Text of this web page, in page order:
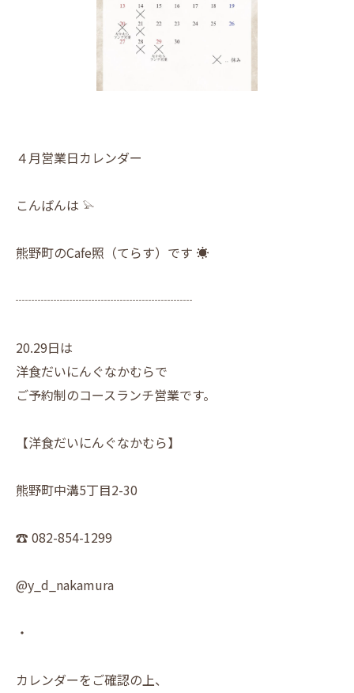
４月営業日カレンダー
こんばんは 𓅫
熊野町のCafe照（てらす）です ☀︎
┈┈┈┈┈┈┈┈┈┈┈┈┈┈
20.29日は
洋食だいにんぐなかむらで
ご予約制のコースランチ営業です。
【洋食だいにんぐなかむら】
熊野町中溝5丁目2-30
☎︎ 082-854-1299
@y_d_nakamura
・
カレンダーをご確認の上、